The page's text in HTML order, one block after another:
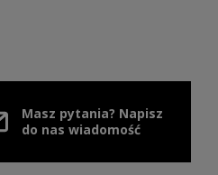
oknie
Masz pytania? Napisz
do nas wiadomość